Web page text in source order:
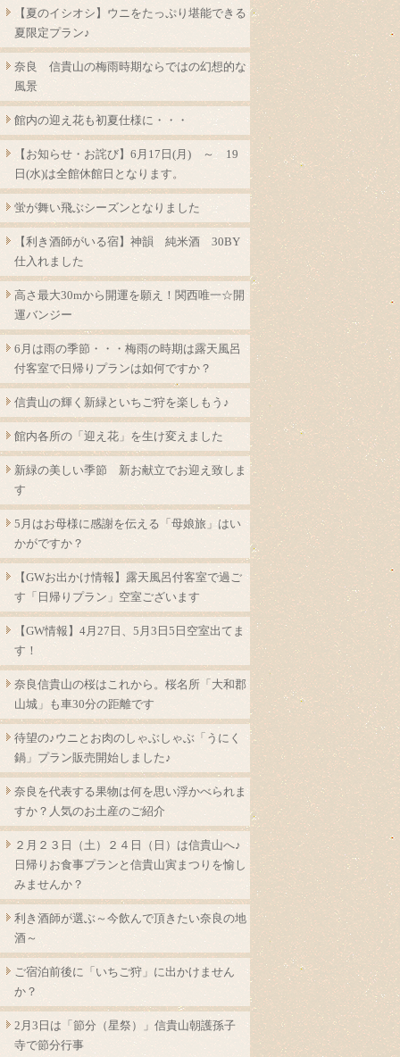
【夏のイシオシ】ウニをたっぷり堪能できる
夏限定プラン♪
奈良 信貴山の梅雨時期ならではの幻想的な
風景
館内の迎え花も初夏仕様に・・・
【お知らせ・お詫び】6月17日(月) ～ 19
日(水)は全館休館日となります。
蛍が舞い飛ぶシーズンとなりました
【利き酒師がいる宿】神韻 純米酒 30BY
仕入れました
高さ最大30mから開運を願え！関西唯一☆開
運バンジー
6月は雨の季節・・・梅雨の時期は露天風呂
付客室で日帰りプランは如何ですか？
信貴山の輝く新緑といちご狩を楽しもう♪
館内各所の「迎え花」を生け変えました
新緑の美しい季節 新お献立でお迎え致しま
す
5月はお母様に感謝を伝える「母娘旅」はい
かがですか？
【GWお出かけ情報】露天風呂付客室で過ご
す「日帰りプラン」空室ございます
【GW情報】4月27日、5月3日5日空室出てま
す！
奈良信貴山の桜はこれから。桜名所「大和郡
山城」も車30分の距離です
待望の♪ウニとお肉のしゃぶしゃぶ「うにく
鍋」プラン販売開始しました♪
奈良を代表する果物は何を思い浮かべられま
すか？人気のお土産のご紹介
２月２３日（土）２４日（日）は信貴山へ♪
日帰りお食事プランと信貴山寅まつりを愉し
みませんか？
利き酒師が選ぶ～今飲んで頂きたい奈良の地
酒～
ご宿泊前後に「いちご狩」に出かけません
か？
2月3日は「節分（星祭）」信貴山朝護孫子
寺で節分行事